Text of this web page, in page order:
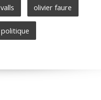
valls olivier faure
politique